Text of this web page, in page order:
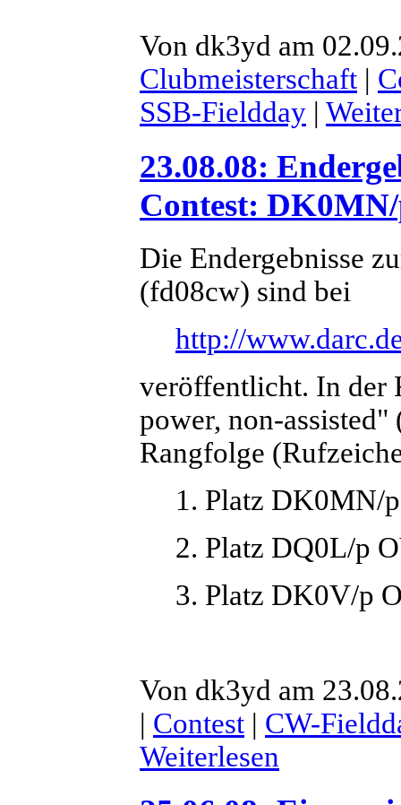
Von dk3yd am
Clubmeisterschaft |
SSB-Fieldday |
23.08.08:
Contest:
Die Endergebnisse
(fd08cw) sind bei
http://
veröffentlicht. In der
power, non-
Rangfolge
1. Platz DK0MN/
2. Platz DQ0L/p
3. Platz DK0V/p
Von dk3yd am
| Contest | CW-
Weiterlesen